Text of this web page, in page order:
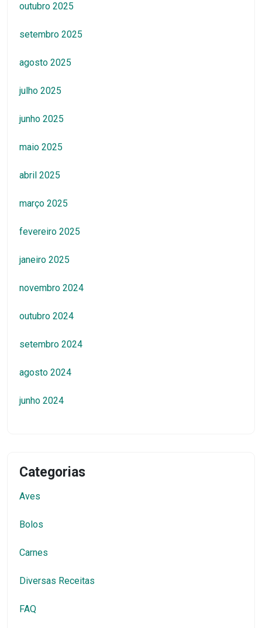
outubro 2025
setembro 2025
agosto 2025
julho 2025
junho 2025
maio 2025
abril 2025
março 2025
fevereiro 2025
janeiro 2025
novembro 2024
outubro 2024
setembro 2024
agosto 2024
junho 2024
Categorias
Aves
Bolos
Carnes
Diversas Receitas
FAQ